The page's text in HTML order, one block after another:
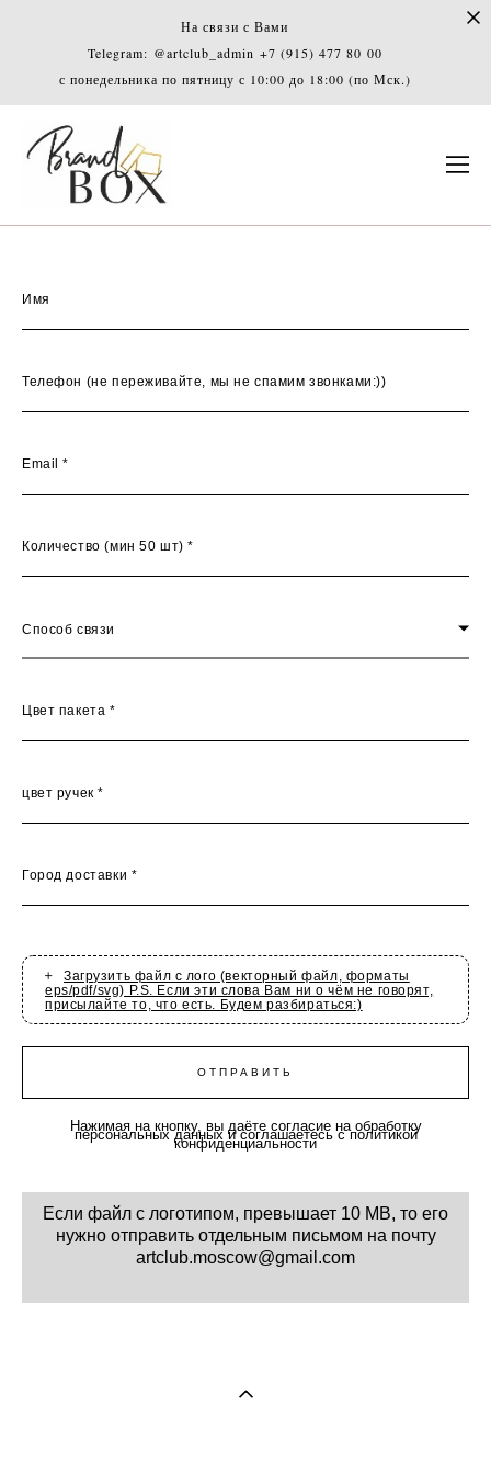
На связи с Вами
Telegram: @artclub_admin +7 (915) 477 80 00
с понедельника по пятницу с 10:00 до 18:00 (по Мск.)
Имя
Телефон (не переживайте, мы не спамим звонками:))
Email *
Количество (мин 50 шт) *
Способ связи
Цвет пакета *
цвет ручек *
Город доставки *
Загрузить файл с лого (векторный файл, форматы
eps/pdf/svg) P.S. Если эти слова Вам ни о чём не говорят,
присылайте то, что есть. Будем разбираться:)
ОТПРАВИТЬ
Нажимая на кнопку, вы даёте согласие на обработку
персональных данных и соглашаетесь с политикой
конфиденциальности
Если файл с логотипом, превышает 10 MB, то его
нужно отправить отдельным письмом на почту
artclub.moscow@gmail.com